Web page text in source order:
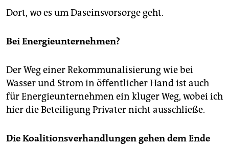
Dort, wo es um Daseinsvorsorge geht.
Bei Energieunternehmen?
Der Weg einer Rekommunalisierung wie bei
Wasser und Strom in öffentlicher Hand ist auch
für Energieunternehmen ein kluger Weg, wobei ich
hier die Beteiligung Privater nicht ausschließe.
Die Koalitionsverhandlungen gehen dem Ende